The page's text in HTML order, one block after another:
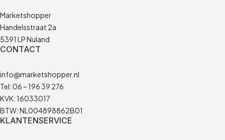
Marketshopper
Handelsstraat 2a
5391 LP Nuland
CONTACT
info@marketshopper.nl
Tel: 06 – 196 39 276
KVK: 16033017
BTW: NL004898862B01
KLANTENSERVICE